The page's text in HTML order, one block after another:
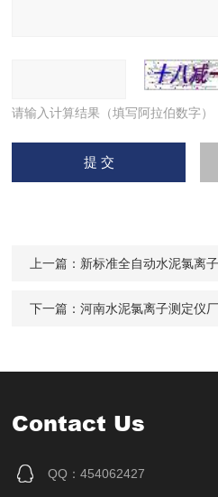
请输入计算结果（填写阿拉伯数字）
上一篇： 新标准全自动水泥氯离
下一篇：河南水泥氯离子测定仪
Contact Us
QQ：454062427